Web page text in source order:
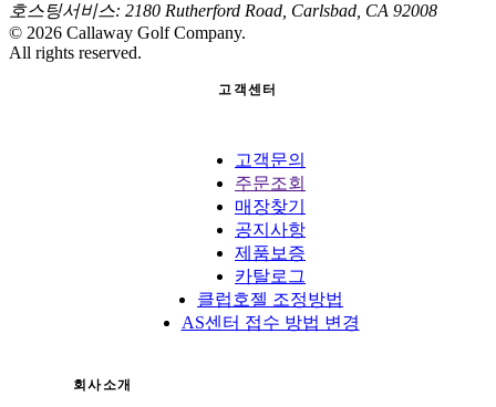
호스팅서비스: 2180 Rutherford Road, Carlsbad, CA 92008
© 2026 Callaway Golf Company.
All rights reserved.
고객센터
고객문의
주문조회
매장찾기
공지사항
제품보증
카탈로그
클럽호젤 조정방법
AS센터 접수 방법 변경
회사소개